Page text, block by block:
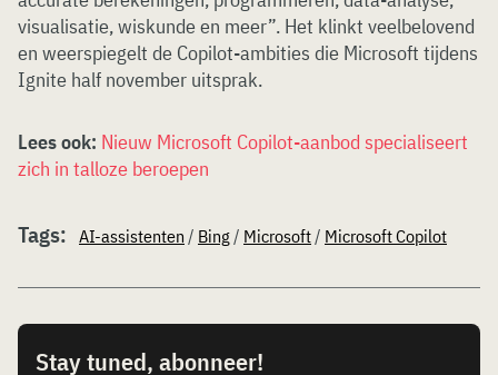
visualisatie, wiskunde en meer”. Het klinkt veelbelovend
en weerspiegelt de Copilot-ambities die Microsoft tijdens
Ignite half november uitsprak.
Lees ook: Nieuw Microsoft Copilot-aanbod specialiseert
zich in talloze beroepen
Tags: AI-assistenten / Bing/ Microsoft/ Microsoft Copilot
Stay tuned, abonneer!